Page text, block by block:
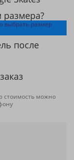
размера?
выбрать размер
после
стоимость можно